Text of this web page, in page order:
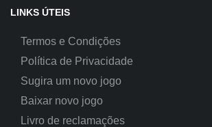
LINKS ÚTEIS
Termos e Condições
Política de Privacidade
Sugira um novo jogo
Baixar novo jogo
Livro de reclamações